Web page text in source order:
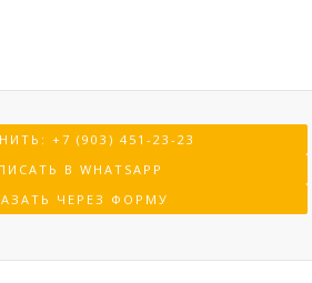
+7 (903) 451-23-23
В WHATSAPP
ЧЕРЕЗ ФОРМУ